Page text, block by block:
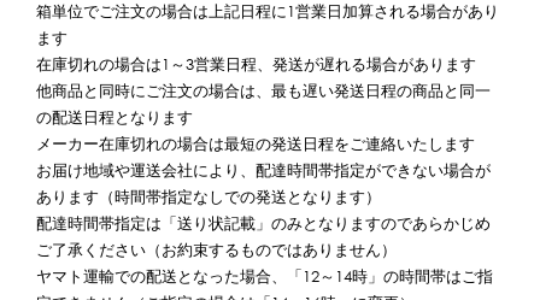
箱単位でご注文の場合は上記日程に1営業日加算される場合があり
ます
在庫切れの場合は1～3営業日程、発送が遅れる場合があります
他商品と同時にご注文の場合は、最も遅い発送日程の商品と同一
の配送日程となります
メーカー在庫切れの場合は最短の発送日程をご連絡いたします
お届け地域や運送会社により、配達時間帯指定ができない場合が
あります（時間帯指定なしでの発送となります）
配達時間帯指定は「送り状記載」のみとなりますのであらかじめ
ご了承ください（お約束するものではありません）
ヤマト運輸での配送となった場合、「12～14時」の時間帯はご指